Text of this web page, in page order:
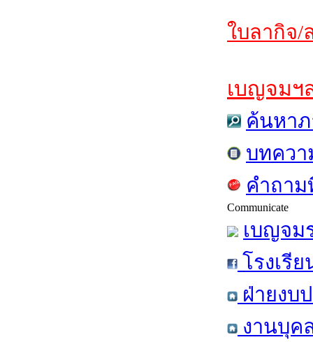
ใบลากิจ/
เบญจมฯ
ค้นหาภ
บทควา
คำถา
Communicate
เบญจม
โรงเรี
ฝ่ายงบ
งานบุค